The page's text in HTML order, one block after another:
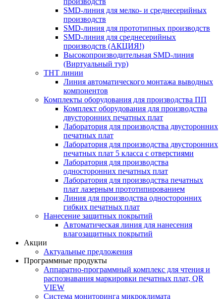
SMD-линия для мелко- и среднесерийных
производств
SMD-линия для прототипных производств
SMD-линия для среднесерийных
производств (АКЦИЯ!)
Высокопроизводительная SMD-линия
(Виртуальный тур)
THT линии
Линия автоматического монтажа выводных
компонентов
Комплекты оборудования для производства ПП
Комплект оборудования для производства
двусторонних печатных плат
Лаборатория для производства двусторонних
печатных плат
Лаборатория для производства двусторонних
печатных плат 5 класса с отверстиями
Лаборатория для производства
односторонних печатных плат
Лаборатория для производства печатных
плат лазерным прототипированием
Линия для производства односторонних
гибких печатных плат
Нанесение защитных покрытий
Автоматическая линия для нанесения
влагозащитных покрытий
Акции
Актуальные предложения
Программные продукты
Аппаратно-программный комплекс для чтения и
распознавания маркировки печатных плат, QR
VIEW
Система мониторинга микроклимата